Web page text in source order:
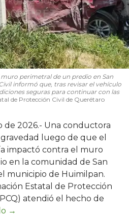
perimetral de un predio en San
informó que, tras revisar el vehículo
seguras para continuar con las
de Protección Civil de Querétaro
de 2026.- Una conductora
luego de que el
impactó contra el muro
en la comunidad de San
municipio de Huimilpan.
Estatal de Protección
atendió el hecho de